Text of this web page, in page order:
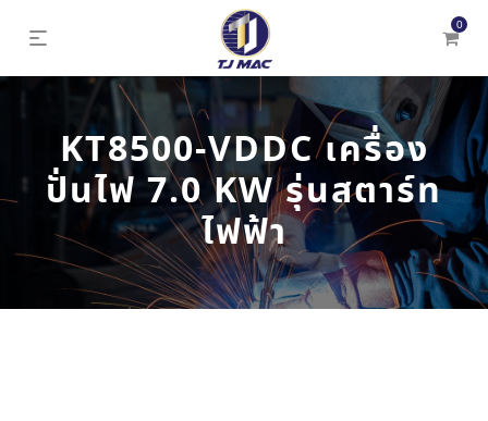
0
KT8500-VDDC เครื่อง
ปั่นไฟ 7.0 KW รุ่นสตาร์ท
ไฟฟ้า